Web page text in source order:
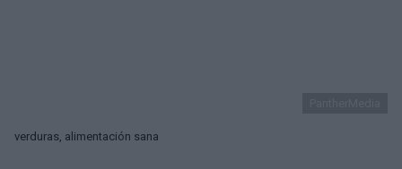
verduras, alimentación sana